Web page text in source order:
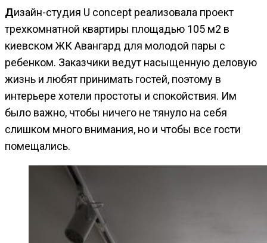
Дизайн-студия U concept реализовала проект
трехкомнатной квартиры площадью 105 м2 в
киевском ЖК Авангард для молодой пары с
ребенком. Заказчики ведут насыщенную деловую
жизнь и любят принимать гостей, поэтому в
интерьере хотели простоты и спокойствия. Им
было важно, чтобы ничего не тянуло на себя
слишком много внимания, но и чтобы все гости
помещались.